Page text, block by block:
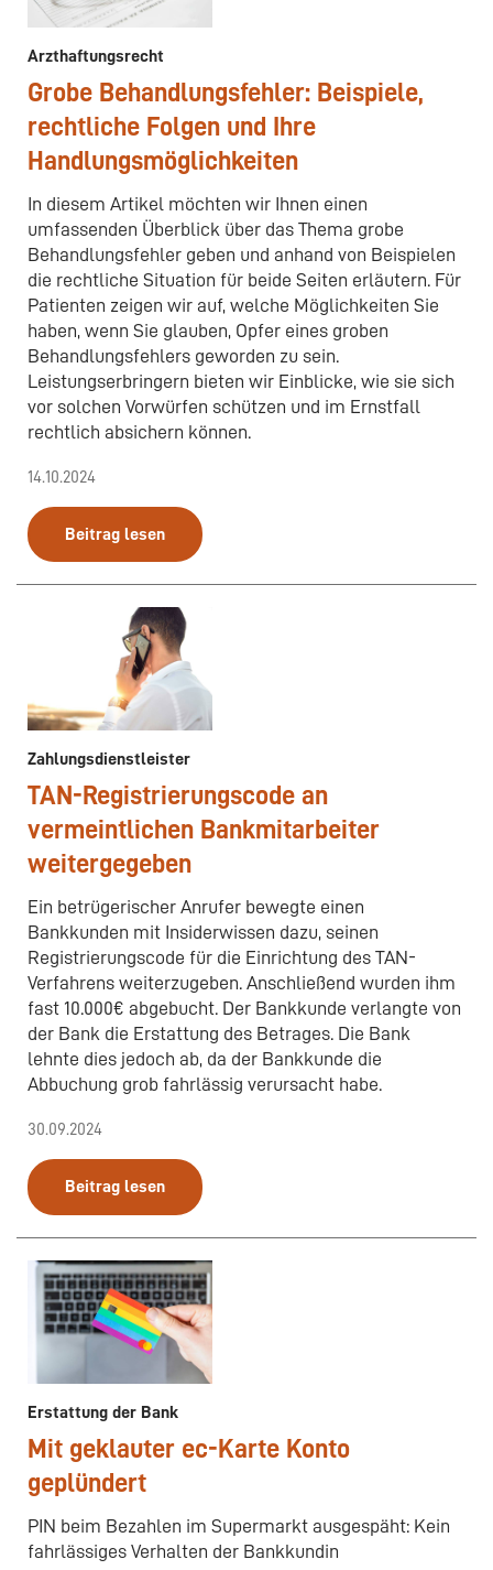
Arzthaftungsrecht
Grobe Behandlungsfehler: Beispiele,
rechtliche Folgen und Ihre
Handlungsmöglichkeiten
In diesem Artikel möchten wir Ihnen einen
umfassenden Überblick über das Thema grobe
Behandlungsfehler geben und anhand von Beispielen
die rechtliche Situation für beide Seiten erläutern. Für
Patienten zeigen wir auf, welche Möglichkeiten Sie
haben, wenn Sie glauben, Opfer eines groben
Behandlungsfehlers geworden zu sein.
Leistungserbringern bieten wir Einblicke, wie sie sich
vor solchen Vorwürfen schützen und im Ernstfall
rechtlich absichern können.
14.10.2024
Beitrag lesen
Zahlungsdienstleister
TAN-Registrierungscode an
vermeintlichen Bankmitarbeiter
weitergegeben
Ein betrügerischer Anrufer bewegte einen
Bankkunden mit Insiderwissen dazu, seinen
Registrierungscode für die Einrichtung des TAN-
Verfahrens weiterzugeben. Anschließend wurden ihm
fast 10.000€ abgebucht. Der Bankkunde verlangte von
der Bank die Erstattung des Betrages. Die Bank
lehnte dies jedoch ab, da der Bankkunde die
Abbuchung grob fahrlässig verursacht habe.
30.09.2024
Beitrag lesen
Erstattung der Bank
Mit geklauter ec-Karte Konto
geplündert
PIN beim Bezahlen im Supermarkt ausgespäht: Kein
fahrlässiges Verhalten der Bankkundin